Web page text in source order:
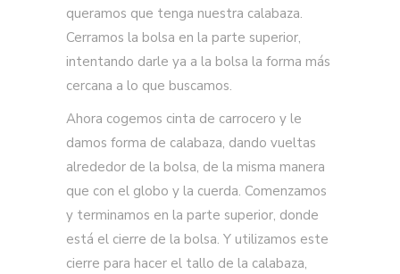
queramos que tenga nuestra calabaza.
Cerramos la bolsa en la parte superior,
intentando darle ya a la bolsa la forma más
cercana a lo que buscamos.
Ahora cogemos cinta de carrocero y le
damos forma de calabaza, dando vueltas
alrededor de la bolsa, de la misma manera
que con el globo y la cuerda. Comenzamos
y terminamos en la parte superior, donde
está el cierre de la bolsa. Y utilizamos este
cierre para hacer el tallo de la calabaza,